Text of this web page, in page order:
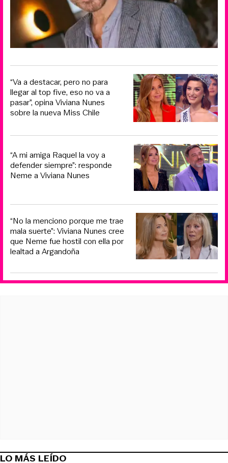
“Va a destacar, pero no para
llegar al top five, eso no va a
pasar”, opina Viviana Nunes
sobre la nueva Miss Chile
“A mi amiga Raquel la voy a
defender siempre”: responde
Neme a Viviana Nunes
“No la menciono porque me trae
mala suerte”: Viviana Nunes cree
que Neme fue hostil con ella por
lealtad a Argandoña
LO MÁS LEÍDO